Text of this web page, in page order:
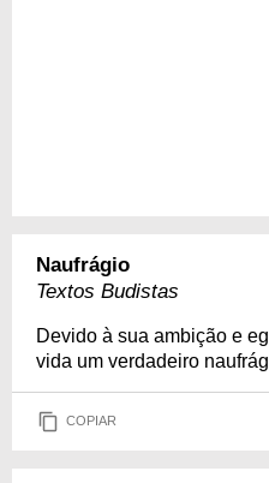
Naufrágio
Textos Budistas
Devido à sua ambição e
vida um verdadeiro
COPIAR